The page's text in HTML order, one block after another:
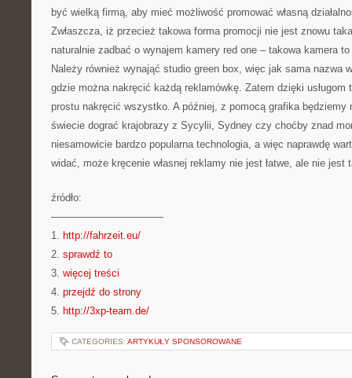
być wielką firmą, aby mieć możliwość promować własną
Zwłaszcza, iż przecież takowa forma promocji nie jest znowu
naturalnie zadbać o wynajem kamery red one – takowa kamera
Należy również wynająć studio green box, więc jak sama nazwa
gdzie można nakręcić każdą reklamówkę. Zatem dzięki usługom
prostu nakręcić wszystko. A później, z pomocą grafika będziemy
świecie dograć krajobrazy z Sycylii, Sydney czy choćby znad
niesamowicie bardzo popularna technologia, a więc naprawdę
widać, może kręcenie własnej reklamy nie jest łatwe, ale nie jest
źródło:
———————————
1. http://fahrzeit.eu/
2. sprawdź to
3. więcej treści
4. przejdź do strony
5. http://3xp-team.de/
CATEGORIES: ARTYKUŁY SPONSOROWANE